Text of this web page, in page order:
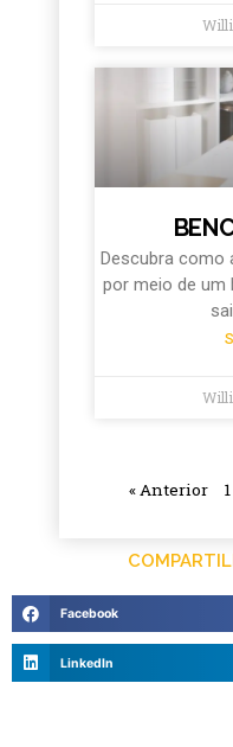
Descubra como
por meio de um
« Anterior 1
Facebook
LinkedIn